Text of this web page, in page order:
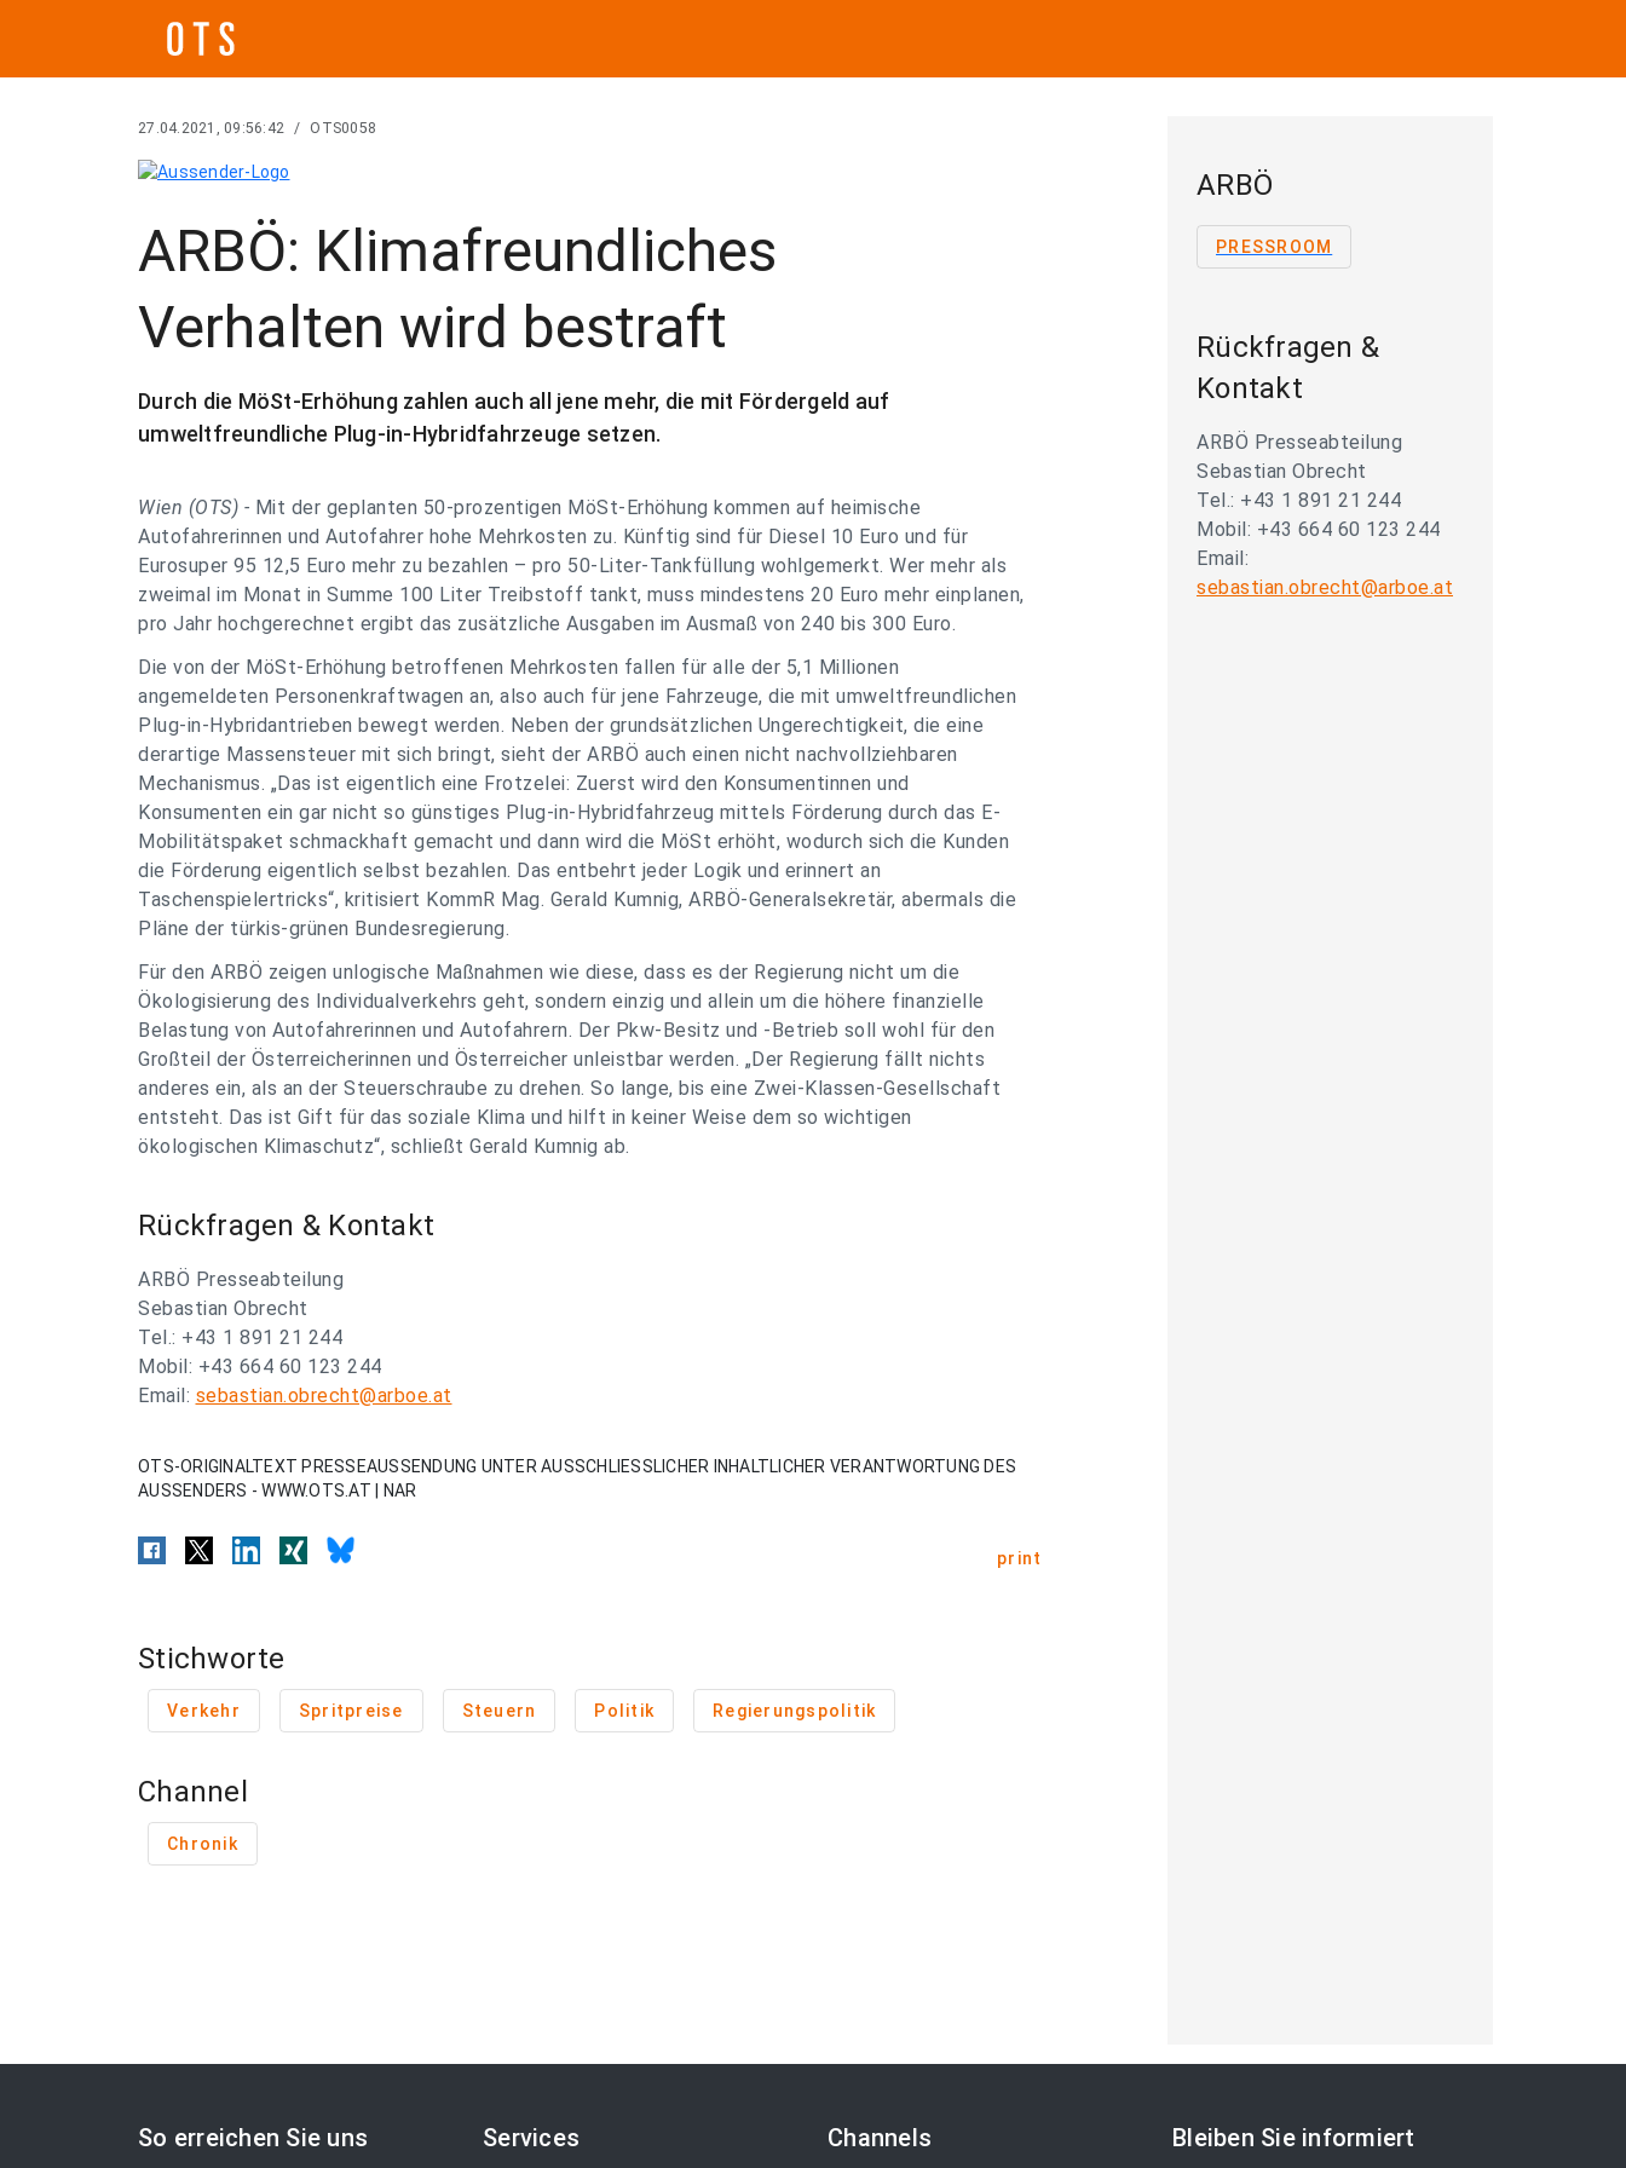
27.04.2021, 09:56:42 / OTS0058
ARBÖ: Klimafreundliches
Verhalten wird bestraft
Durch die MöSt-Erhöhung zahlen auch all jene mehr, die mit Fördergeld auf
umweltfreundliche Plug-in-Hybridfahrzeuge setzen.
Wien (OTS) - Mit der geplanten 50-prozentigen MöSt-Erhöhung kommen auf heimische
Autofahrerinnen und Autofahrer hohe Mehrkosten zu. Künftig sind für Diesel 10 Euro und für
Eurosuper 95 12,5 Euro mehr zu bezahlen – pro 50-Liter-Tankfüllung wohlgemerkt. Wer mehr als
zweimal im Monat in Summe 100 Liter Treibstoff tankt, muss mindestens 20 Euro mehr einplanen,
pro Jahr hochgerechnet ergibt das zusätzliche Ausgaben im Ausmaß von 240 bis 300 Euro.
Die von der MöSt-Erhöhung betroffenen Mehrkosten fallen für alle der 5,1 Millionen
angemeldeten Personenkraftwagen an, also auch für jene Fahrzeuge, die mit umweltfreundlichen
Plug-in-Hybridantrieben bewegt werden. Neben der grundsätzlichen Ungerechtigkeit, die eine
derartige Massensteuer mit sich bringt, sieht der ARBÖ auch einen nicht nachvollziehbaren
Mechanismus. „Das ist eigentlich eine Frotzelei: Zuerst wird den Konsumentinnen und
Konsumenten ein gar nicht so günstiges Plug-in-Hybridfahrzeug mittels Förderung durch das E-
Mobilitätspaket schmackhaft gemacht und dann wird die MöSt erhöht, wodurch sich die Kunden
die Förderung eigentlich selbst bezahlen. Das entbehrt jeder Logik und erinnert an
Taschenspielertricks“, kritisiert KommR Mag. Gerald Kumnig, ARBÖ-Generalsekretär, abermals die
Pläne der türkis-grünen Bundesregierung.
Für den ARBÖ zeigen unlogische Maßnahmen wie diese, dass es der Regierung nicht um die
Ökologisierung des Individualverkehrs geht, sondern einzig und allein um die höhere finanzielle
Belastung von Autofahrerinnen und Autofahrern. Der Pkw-Besitz und -Betrieb soll wohl für den
Großteil der Österreicherinnen und Österreicher unleistbar werden. „Der Regierung fällt nichts
anderes ein, als an der Steuerschraube zu drehen. So lange, bis eine Zwei-Klassen-Gesellschaft
entsteht. Das ist Gift für das soziale Klima und hilft in keiner Weise dem so wichtigen
ökologischen Klimaschutz“, schließt Gerald Kumnig ab.
Rückfragen & Kontakt
ARBÖ Presseabteilung
Sebastian Obrecht
Tel.: +43 1 891 21 244
Mobil: +43 664 60 123 244
Email: sebastian.obrecht@arboe.at
OTS-ORIGINALTEXT PRESSEAUSSENDUNG UNTER AUSSCHLIESSLICHER INHALTLICHER VERANTWORTUNG DES
AUSSENDERS - WWW.OTS.AT | NAR
print
Stichworte
Verkehr Spritpreise Steuern Politik Regierungspolitik
Channel
Chronik
ARBÖ
PRESSROOM
Rückfragen &
Kontakt
ARBÖ Presseabteilung
Sebastian Obrecht
Tel.: +43 1 891 21 244
Mobil: +43 664 60 123 244
Email:
sebastian.obrecht@arboe.at
So erreichen Sie uns Services Channels Bleiben Sie informiert